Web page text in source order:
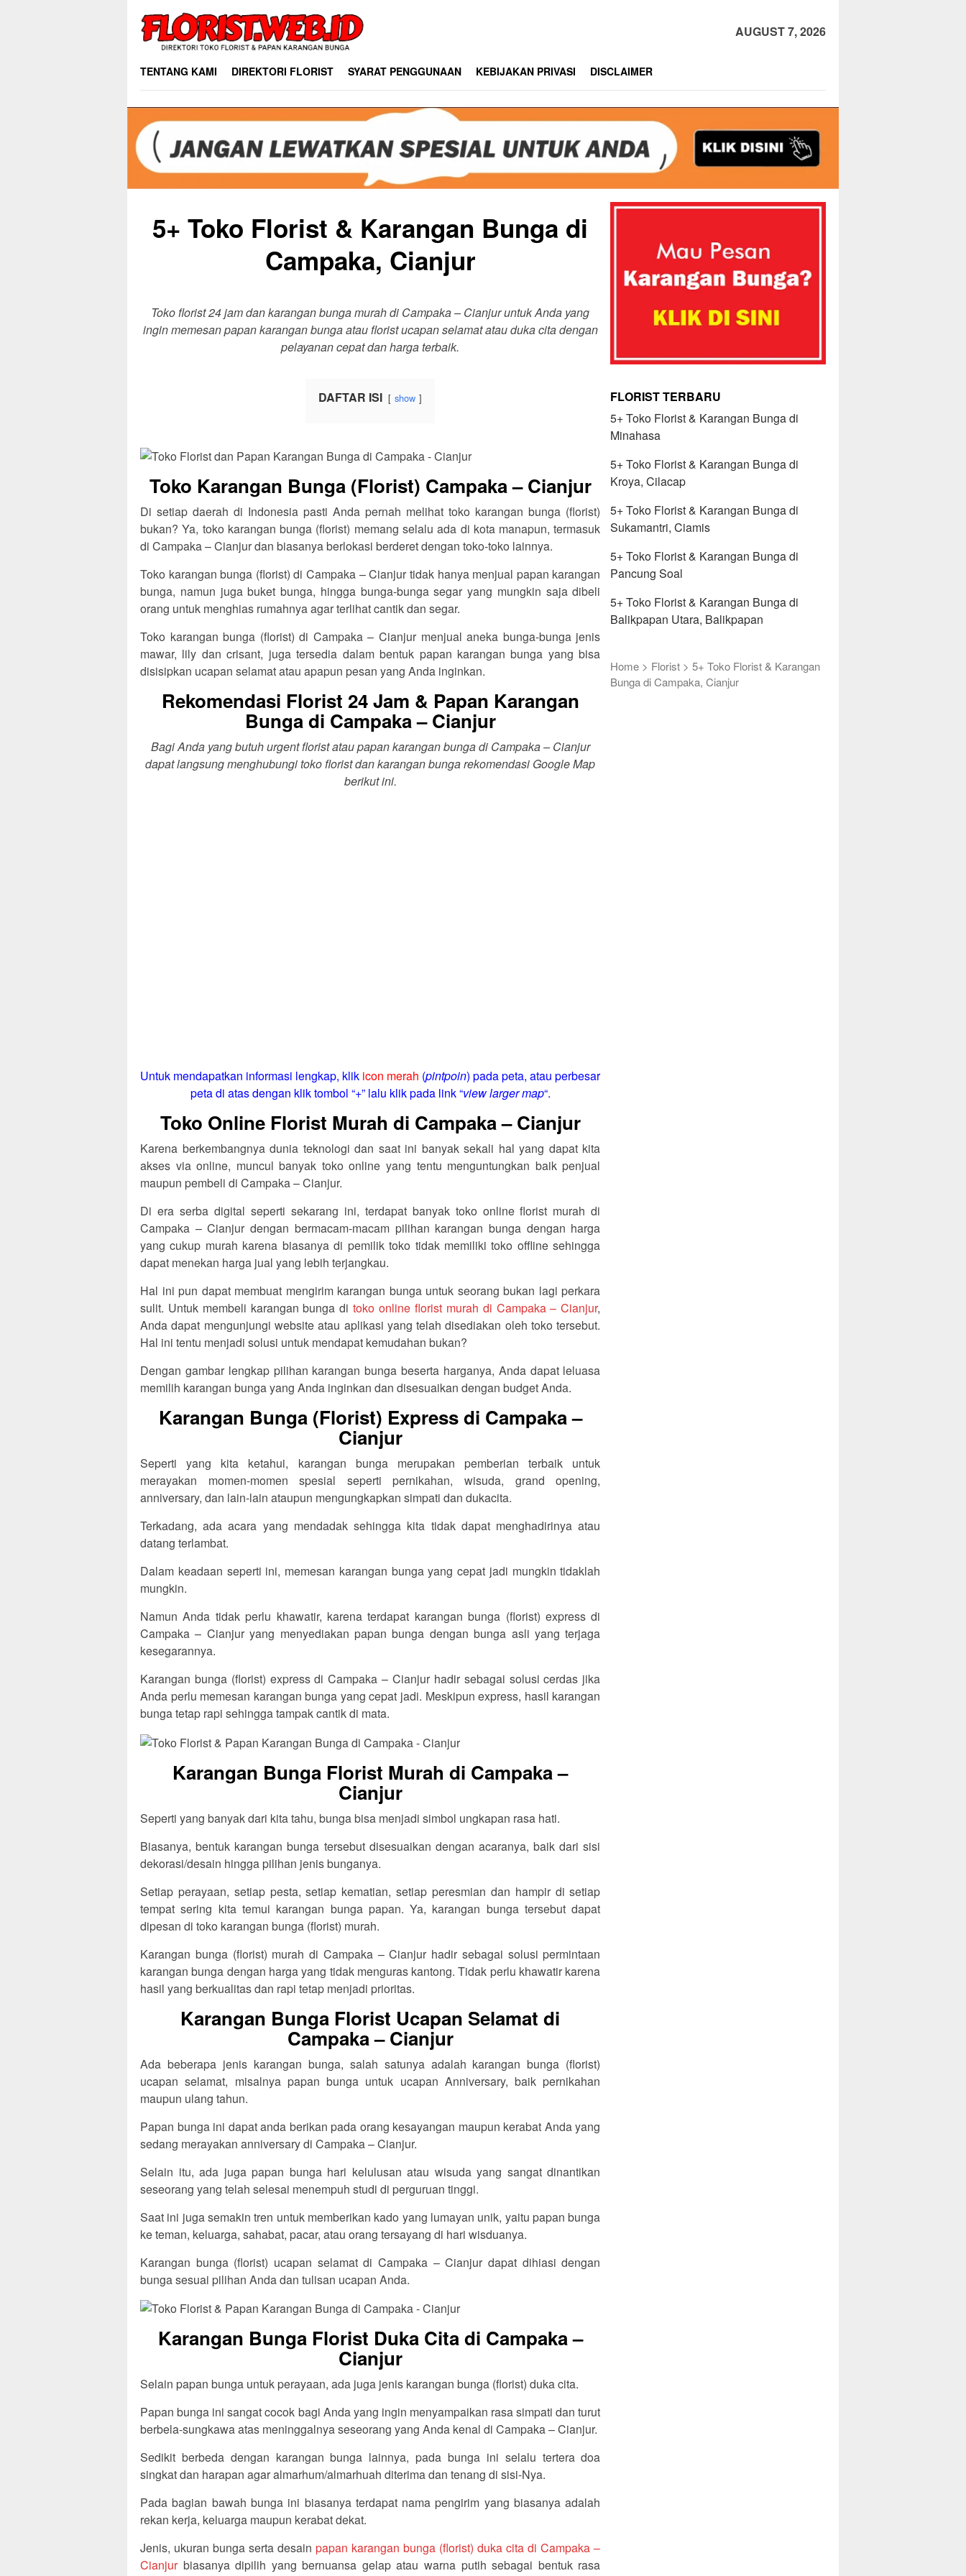
content
AUGUST 7, 2026
TENTANG KAMI DIREKTORI FLORIST SYARAT PENGGUNAAN KEBIJAKAN PRIVASI DISCLAIMER
5+ Toko Florist & Karangan Bunga di
Campaka, Cianjur
Toko florist 24 jam dan karangan bunga murah di Campaka – Cianjur untuk Anda yang
ingin memesan papan karangan bunga atau florist ucapan selamat atau duka cita dengan
pelayanan cepat dan harga terbaik.
DAFTAR ISI show
Toko Karangan Bunga (Florist) Campaka – Cianjur
Di setiap daerah di Indonesia pasti Anda pernah melihat toko karangan bunga (florist)
bukan? Ya, toko karangan bunga (florist) memang selalu ada di kota manapun, termasuk
di Campaka – Cianjur dan biasanya berlokasi berderet dengan toko-toko lainnya.
Toko karangan bunga (florist) di Campaka – Cianjur tidak hanya menjual papan karangan
bunga, namun juga buket bunga, hingga bunga-bunga segar yang mungkin saja dibeli
orang untuk menghias rumahnya agar terlihat cantik dan segar.
Toko karangan bunga (florist) di Campaka – Cianjur menjual aneka bunga-bunga jenis
mawar, lily dan crisant, juga tersedia dalam bentuk papan karangan bunga yang bisa
disisipkan ucapan selamat atau apapun pesan yang Anda inginkan.
Rekomendasi Florist 24 Jam & Papan Karangan
Bunga di Campaka – Cianjur
Bagi Anda yang butuh urgent florist atau papan karangan bunga di Campaka – Cianjur
dapat langsung menghubungi toko florist dan karangan bunga rekomendasi Google Map
berikut ini.
Untuk mendapatkan informasi lengkap, klik icon merah (pintpoin) pada peta, atau perbesar
peta di atas dengan klik tombol “+” lalu klik pada link “view larger map“.
Toko Online Florist Murah di Campaka – Cianjur
Karena berkembangnya dunia teknologi dan saat ini banyak sekali hal yang dapat kita
akses via online, muncul banyak toko online yang tentu menguntungkan baik penjual
maupun pembeli di Campaka – Cianjur.
Di era serba digital seperti sekarang ini, terdapat banyak toko online florist murah di
Campaka – Cianjur dengan bermacam-macam pilihan karangan bunga dengan harga
yang cukup murah karena biasanya di pemilik toko tidak memiliki toko offline sehingga
dapat menekan harga jual yang lebih terjangkau.
Hal ini pun dapat membuat mengirim karangan bunga untuk seorang bukan lagi perkara
sulit. Untuk membeli karangan bunga ditoko online florist murah di Campaka – Cianjur,
Anda dapat mengunjungi website atau aplikasi yang telah disediakan oleh toko tersebut.
Hal ini tentu menjadi solusi untuk mendapat kemudahan bukan?
Dengan gambar lengkap pilihan karangan bunga beserta harganya, Anda dapat leluasa
memilih karangan bunga yang Anda inginkan dan disesuaikan dengan budget Anda.
Karangan Bunga (Florist) Express di Campaka –
Cianjur
Seperti yang kita ketahui, karangan bunga merupakan pemberian terbaik untuk
merayakan momen-momen spesial seperti pernikahan, wisuda, grand opening,
anniversary, dan lain-lain ataupun mengungkapkan simpati dan dukacita.
Terkadang, ada acara yang mendadak sehingga kita tidak dapat menghadirinya atau
datang terlambat.
Dalam keadaan seperti ini, memesan karangan bunga yang cepat jadi mungkin tidaklah
mungkin.
Namun Anda tidak perlu khawatir, karena terdapat karangan bunga (florist) express di
Campaka – Cianjur yang menyediakan papan bunga dengan bunga asli yang terjaga
kesegarannya.
Karangan bunga (florist) express di Campaka – Cianjur hadir sebagai solusi cerdas jika
Anda perlu memesan karangan bunga yang cepat jadi. Meskipun express, hasil karangan
bunga tetap rapi sehingga tampak cantik di mata.
Karangan Bunga Florist Murah di Campaka –
Cianjur
Seperti yang banyak dari kita tahu, bunga bisa menjadi simbol ungkapan rasa hati.
Biasanya, bentuk karangan bunga tersebut disesuaikan dengan acaranya, baik dari sisi
dekorasi/desain hingga pilihan jenis bunganya.
Setiap perayaan, setiap pesta, setiap kematian, setiap peresmian dan hampir di setiap
tempat sering kita temui karangan bunga papan. Ya, karangan bunga tersebut dapat
dipesan di toko karangan bunga (florist) murah.
Karangan bunga (florist) murah di Campaka – Cianjur hadir sebagai solusi permintaan
karangan bunga dengan harga yang tidak menguras kantong. Tidak perlu khawatir karena
hasil yang berkualitas dan rapi tetap menjadi prioritas.
Karangan Bunga Florist Ucapan Selamat di
Campaka – Cianjur
Ada beberapa jenis karangan bunga, salah satunya adalah karangan bunga (florist)
ucapan selamat, misalnya papan bunga untuk ucapan Anniversary, baik pernikahan
maupun ulang tahun.
Papan bunga ini dapat anda berikan pada orang kesayangan maupun kerabat Anda yang
sedang merayakan anniversary di Campaka – Cianjur.
Selain itu, ada juga papan bunga hari kelulusan atau wisuda yang sangat dinantikan
seseorang yang telah selesai menempuh studi di perguruan tinggi.
Saat ini juga semakin tren untuk memberikan kado yang lumayan unik, yaitu papan bunga
ke teman, keluarga, sahabat, pacar, atau orang tersayang di hari wisduanya.
Karangan bunga (florist) ucapan selamat di Campaka – Cianjur dapat dihiasi dengan
bunga sesuai pilihan Anda dan tulisan ucapan Anda.
Karangan Bunga Florist Duka Cita di Campaka –
Cianjur
Selain papan bunga untuk perayaan, ada juga jenis karangan bunga (florist) duka cita.
Papan bunga ini sangat cocok bagi Anda yang ingin menyampaikan rasa simpati dan turut
berbela-sungkawa atas meninggalnya seseorang yang Anda kenal di Campaka – Cianjur.
Sedikit berbeda dengan karangan bunga lainnya, pada bunga ini selalu tertera doa
singkat dan harapan agar almarhum/almarhuah diterima dan tenang di sisi-Nya.
Pada bagian bawah bunga ini biasanya terdapat nama pengirim yang biasanya adalah
rekan kerja, keluarga maupun kerabat dekat.
Jenis, ukuran bunga serta desainpapan karangan bunga (florist) duka cita di Campaka –
Cianjurbiasanya dipilih yang bernuansa gelap atau warna putih sebagai bentuk rasa
FLORIST TERBARU
5+ Toko Florist & Karangan Bunga di
Minahasa
5+ Toko Florist & Karangan Bunga di
Kroya, Cilacap
5+ Toko Florist & Karangan Bunga di
Sukamantri, Ciamis
5+ Toko Florist & Karangan Bunga di
Pancung Soal
5+ Toko Florist & Karangan Bunga di
Balikpapan Utara, Balikpapan
Home > Florist >5+ Toko Florist & Karangan
Bunga di Campaka, Cianjur